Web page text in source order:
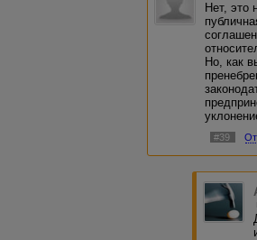
Нет, это
Но, как
#39